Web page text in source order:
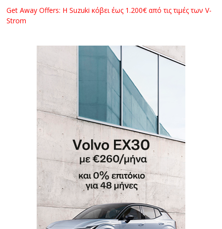
Get Away Offers: Η Suzuki κόβει έως 1.200€ από τις τιμές των V-
Strom